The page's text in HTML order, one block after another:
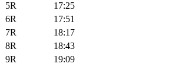
5R
17:25
6R
17:51
7R
18:17
8R
18:43
9R
19:09